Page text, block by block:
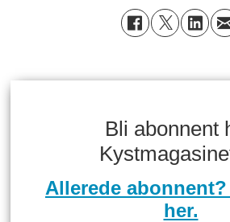
Bli abonnent
Allerede
her.